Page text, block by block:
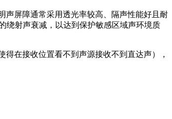
声屏障通常采用透光率较高、隔声性能好且耐
绕射声衰减，以达到保护敏感区域声环境质
在接收位置看不到声源接收不到直达声），